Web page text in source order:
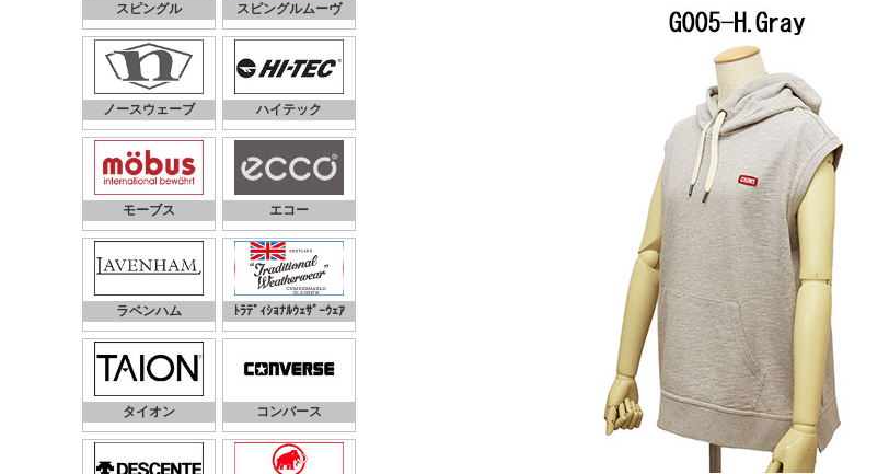
スピングル スピングルムーヴ
ノースウェーブ ハイテック
モーブス エコー
ラベンハム ﾄﾗﾃﾞｨｼｮﾅﾙｳｪｻﾞｰｳｪｱ
タイオン コンバース